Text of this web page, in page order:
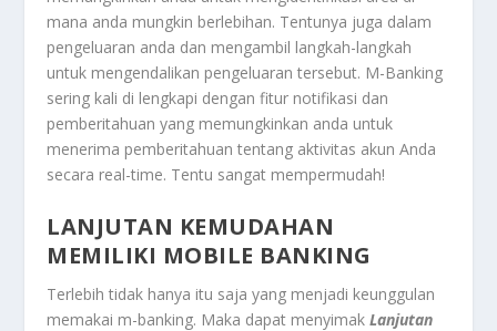
mana anda mungkin berlebihan. Tentunya juga dalam
pengeluaran anda dan mengambil langkah-langkah
untuk mengendalikan pengeluaran tersebut. M-Banking
sering kali di lengkapi dengan fitur notifikasi dan
pemberitahuan yang memungkinkan anda untuk
menerima pemberitahuan tentang aktivitas akun Anda
secara real-time. Tentu sangat mempermudah!
LANJUTAN KEMUDAHAN
MEMILIKI MOBILE BANKING
Terlebih tidak hanya itu saja yang menjadi keunggulan
memakai m-banking. Maka dapat menyimakLanjutan